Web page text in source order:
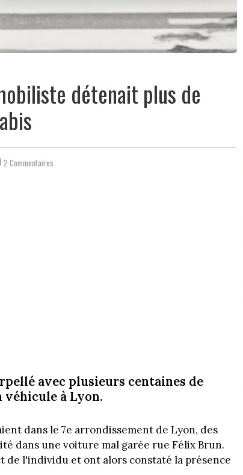
détenait plus de
2 Commentaires
avec plusieurs centaines de
véhicule à Lyon.
dans le 7e arrondissement de Lyon, des
dans une voiture mal garée rue Félix Brun.
de l'individu et ont alors constaté la présence